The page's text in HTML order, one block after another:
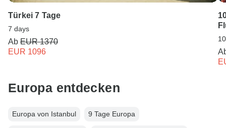
Türkei 7 Tage
7 days
Ab EUR 1370
EUR 1096
Europa entdecken
Europa von Istanbul 9 Tage Europa